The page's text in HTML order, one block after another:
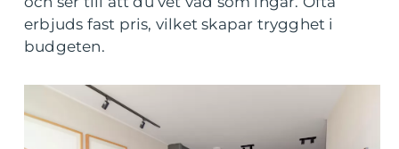
erbjuds fast pris, vilket skapar trygghet i
budgeten.